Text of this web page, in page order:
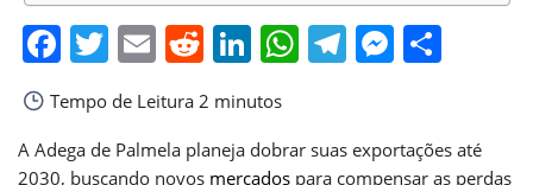
Facebook
Twitter
EmailReddit
LinkedIn
WhatsApp
Telegram
Tempo de Leitura 2 minutos
A Adega de Palmela planeja dobrar suas exportações até
2030, buscando novos mercados para compensar as perdas